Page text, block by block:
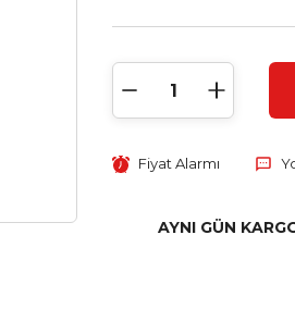
Fiyat Alarmı
AYNI GÜN